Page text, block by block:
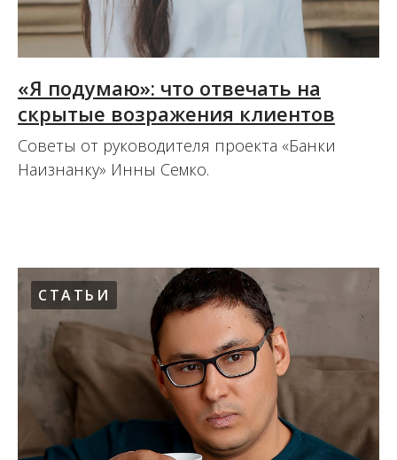
«Я подумаю»: что отвечать на
скрытые возражения клиентов
Советы от руководителя проекта «Банки
Наизнанку» Инны Семко.
СТАТЬИ